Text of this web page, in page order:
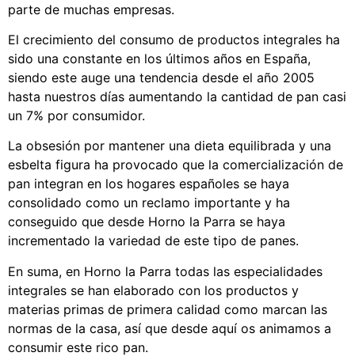
parte de muchas empresas.
El crecimiento del consumo de productos integrales ha
sido una constante en los últimos años en España,
siendo este auge una tendencia desde el año 2005
hasta nuestros días aumentando la cantidad de pan casi
un 7% por consumidor.
La obsesión por mantener una dieta equilibrada y una
esbelta figura ha provocado que la comercialización de
pan integran en los hogares españoles se haya
consolidado como un reclamo importante y ha
conseguido que desde Horno la Parra se haya
incrementado la variedad de este tipo de panes.
En suma, en Horno la Parra todas las especialidades
integrales se han elaborado con los productos y
materias primas de primera calidad como marcan las
normas de la casa, así que desde aquí os animamos a
consumir este rico pan.